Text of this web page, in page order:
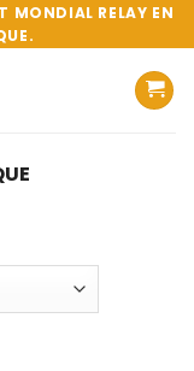
MONDIAL RELAY EN